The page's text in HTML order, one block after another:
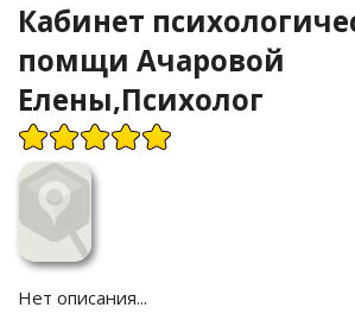
Кабинет
помщи Ачаровой
Елены,Психолог
Нет описания...